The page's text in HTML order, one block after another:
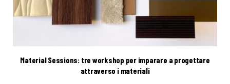
Material Sessions: tre workshop per imparare a progettare
attraverso i materiali